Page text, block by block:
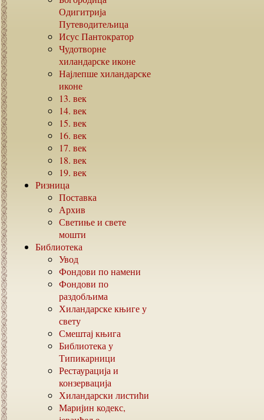
Одигитрија
Путеводитељица
Исус Пантократор
Чудотворне
хиландарске иконе
Најлепше хиландарске
иконе
13. век
14. век
15. век
16. век
17. век
18. век
19. век
Ризница
Поставка
Архив
Светиње и свете
мошти
Библиотека
Увод
Фондови по намени
Фондови по
раздобљима
Хиландарске књиге у
свету
Смештај књига
Библиотека у
Типикарници
Рестаурација и
конзервација
Хиландарски листићи
Маријин кодекс,